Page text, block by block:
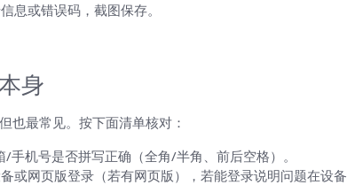
息或错误码，截图保存。
身
也最常见。按下面清单核对：
手机号是否拼写正确（全角/半角、前后空格）。
或网页版登录（若有网页版），若能登录说明问题在设备